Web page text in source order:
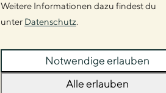
Weitere Informationen dazu findest du
unter Datenschutz.
Notwendige erlauben
Alle erlauben